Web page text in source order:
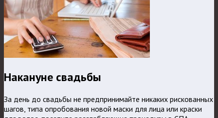
Накануне свадьбы
За день до свадьбы не предпринимайте никаких рискованных
шагов, типа опробования новой маски для лица или краски